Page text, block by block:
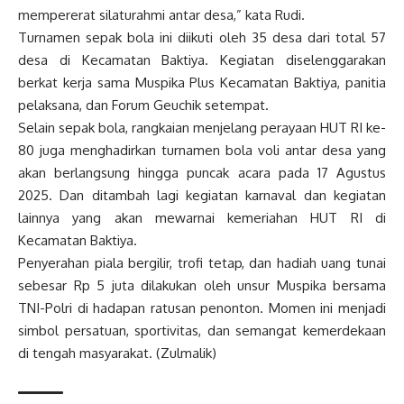
mempererat silaturahmi antar desa,” kata Rudi.
Turnamen sepak bola ini diikuti oleh 35 desa dari total 57
desa di Kecamatan Baktiya. Kegiatan diselenggarakan
berkat kerja sama Muspika Plus Kecamatan Baktiya, panitia
pelaksana, dan Forum Geuchik setempat.
Selain sepak bola, rangkaian menjelang perayaan HUT RI ke-
80 juga menghadirkan turnamen bola voli antar desa yang
akan berlangsung hingga puncak acara pada 17 Agustus
2025. Dan ditambah lagi kegiatan karnaval dan kegiatan
lainnya yang akan mewarnai kemeriahan HUT RI di
Kecamatan Baktiya.
Penyerahan piala bergilir, trofi tetap, dan hadiah uang tunai
sebesar Rp 5 juta dilakukan oleh unsur Muspika bersama
TNI-Polri di hadapan ratusan penonton. Momen ini menjadi
simbol persatuan, sportivitas, dan semangat kemerdekaan
di tengah masyarakat. (Zulmalik)